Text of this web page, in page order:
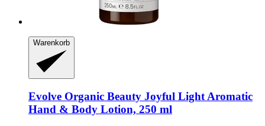
Warenkorb
Evolve Organic Beauty Joyful Light Aromatic
Hand & Body Lotion, 250 ml